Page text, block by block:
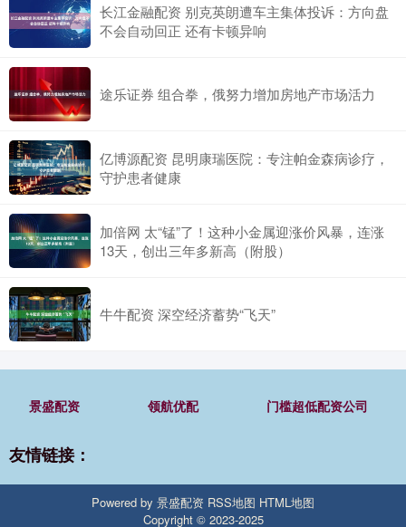
长江金融配资 别克英朗遭车主集体投诉：方向盘
不会自动回正 还有卡顿异响
途乐证券 组合拳，俄努力增加房地产市场活力
亿博源配资 昆明康瑞医院：专注帕金森病诊疗，
守护患者健康
加倍网 太“锰”了！这种小金属迎涨价风暴，连涨
13天，创出三年多新高（附股）
牛牛配资 深空经济蓄势“飞天”
景盛配资 领航优配 门槛超低配资公司
友情链接：
Powered by 景盛配资 RSS地图 HTML地图
Copyright © 2023-2025